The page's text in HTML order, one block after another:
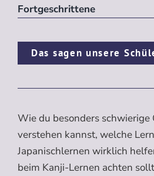
Fortgeschrittene
Das sagen unsere
Wie du besonders schwierige
verstehen kannst, welche
Japanischlernen wirklich
beim Kanji-Lernen achten